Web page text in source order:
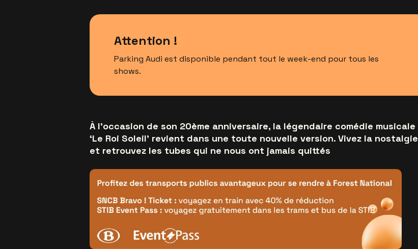
Attention !
Parking Audi est disponible pendant tout le week-end pour tous les
shows.
À l'occasion de son 20ème anniversaire, la légendaire comédie musicale
‘Le Roi Soleil’ revient dans une toute nouvelle version. Vivez la nostalgie
et retrouvez les tubes qui ne nous ont jamais quittés